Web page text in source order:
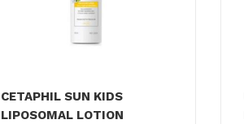
CETAPHIL SUN KIDS
LIPOSOMAL LOTION